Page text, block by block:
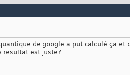
de google a put calculé ça
résultat est juste?